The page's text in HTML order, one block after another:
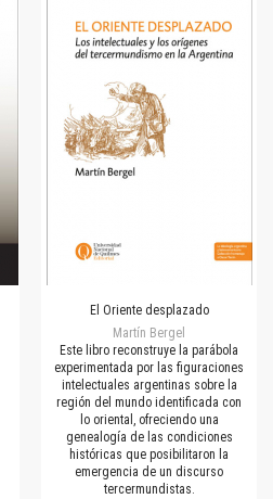
El Oriente desplazado
Martín Bergel
Este libro reconstruye la parábola
experimentada por las figuraciones
intelectuales argentinas sobre la
región del mundo identificada con
lo oriental, ofreciendo una
genealogía de las condiciones
históricas que posibilitaron la
emergencia de un discurso
tercermundistas.